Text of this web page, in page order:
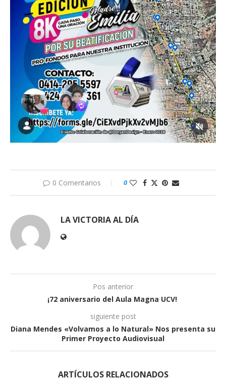
0 Comentarios 0
LA VICTORIA AL DÍA
Pos anterior
¡72 aniversario del Aula Magna UCV!
siguiente post
Diana Mendes «Volvamos a lo Natural» Nos presenta su
Primer Proyecto Audiovisual
ARTÍCULOS RELACIONADOS